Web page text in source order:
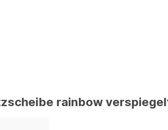
rainbow